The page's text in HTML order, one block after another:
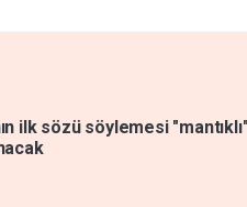
ilk sözü söylemesi